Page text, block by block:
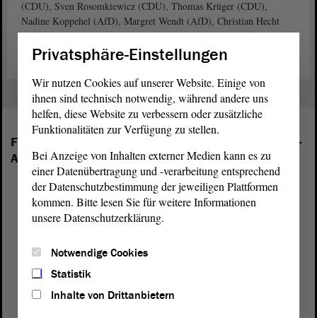
(CDU), Sven Rosomkiewicz (CDU), Thomas Krüger (CDU),
Nadine Koppehel (AfD), Margret Wendt (AfD), Christian Hecht
(AfD), Elrid Pasbrig (SPD), und Maximilian Gludau (FDP) teil.
Folgende Fraktionen sind im Landtag von Sachsen-
Anhalt vertreten:
Privatsphäre-Einstellungen
Wir nutzen Cookies auf unserer Website. Einige von
ihnen sind technisch notwendig, während andere uns
helfen, diese Website zu verbessern oder zusätzliche
Funktionalitäten zur Verfügung zu stellen.
Bei Anzeige von Inhalten externer Medien kann es zu
einer Datenübertragung und -verarbeitung entsprechend
der Datenschutzbestimmung der jeweiligen Plattformen
kommen. Bitte lesen Sie für weitere Informationen
unsere Datenschutzerklärung.
Notwendige Cookies
Statistik
Inhalte von Drittanbietern